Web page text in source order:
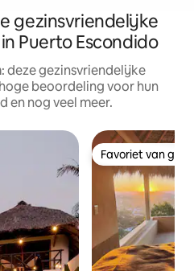
gezinsvriendelijke
Puerto Escondido
deze gezinsvriendelijke
beoordeling voor hun
en nog veel meer.
Favoriet van
Favoriet van